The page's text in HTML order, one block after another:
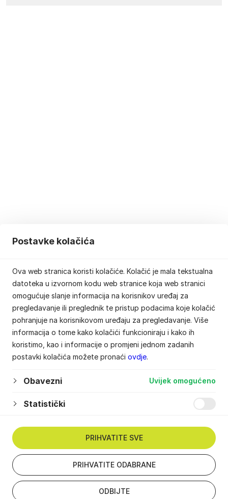
Postavke kolačića
Ova web stranica koristi kolačiće. Kolačić je mala tekstualna
datoteka u izvornom kodu web stranice koja web stranici
omogućuje slanje informacija na korisnikov uređaj za
pregledavanje ili preglednik te pristup podacima koje kolačić
pohranjuje na korisnikovom uređaju za pregledavanje. Više
informacija o tome kako kolačići funkcioniraju i kako ih
koristimo, kao i informacije o promjeni jednom zadanih
postavki kolačića možete pronaći ovdje.
Obavezni Uvijek omogućeno
Statistički
ODBIJTE
PRIHVATITE ODABRANE
PRIHVATITE SVE